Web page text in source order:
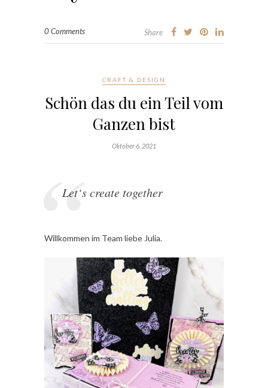
0 Comments Share
CRAFT & DESIGN
Schön das du ein Teil vom
Ganzen bist
Oktober 6, 2021
Let‘s create together
Willkommen im Team liebe Julia.